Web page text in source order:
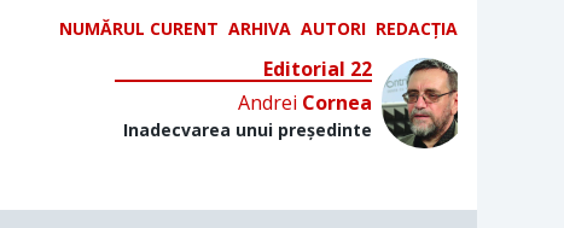
NUMĂRUL CURENT ARHIVA AUTORI REDACȚIA
Editorial 22
Andrei Cornea
Inadecvarea unui președinte